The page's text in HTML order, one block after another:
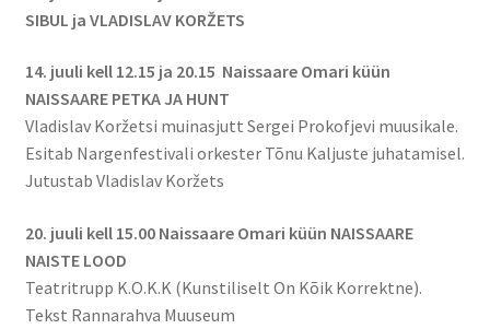
SIBUL ja VLADISLAV KORŽETS
14. juuli kell 12.15 ja 20.15 Naissaare Omari küün
NAISSAARE PETKA JA HUNT
Vladislav Koržetsi muinasjutt Sergei Prokofjevi muusikale.
Esitab Nargenfestivali orkester Tõnu Kaljuste juhatamisel.
Jutustab Vladislav Koržets
20. juuli kell 15.00 Naissaare Omari küün NAISSAARE
NAISTE LOOD
Teatritrupp K.O.K.K (Kunstiliselt On Kõik Korrektne).
Tekst Rannarahva Muuseum